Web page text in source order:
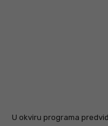
U okviru programa